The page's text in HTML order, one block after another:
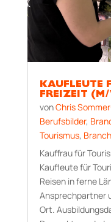
KAUFLEUTE
FREIZEIT
vonChris
Berufsbilder,
Tourismus,
Kauffrau für
Kaufleute für
Reisen in ferne
Ansprechpartner
Ort.